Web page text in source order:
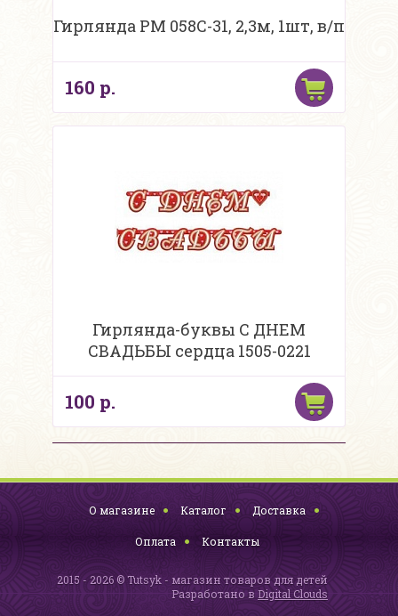
Гирлянда PM 058C-31, 2,3м, 1шт, в/п
160 р.
Гирлянда-буквы С ДНЕМ
СВАДЬБЫ сердца 1505-0221
100 р.
О магазине Каталог Доставка
Оплата Контакты
2015 - 2026 © Tutsyk - магазин товаров для детей
Разработано в Digital Clouds